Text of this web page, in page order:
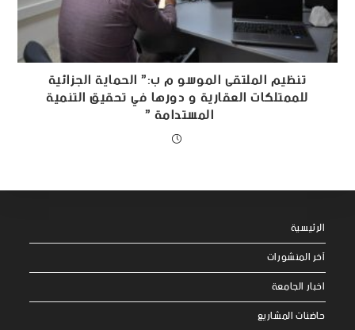
تنظيم الملتقى الموسو م ب:” الحماية الجزائية
للممتلكات العقارية و دورها في تحقيق التنمية
المستدامة ”
الرئيسية
آخر المنشورات
اخبار الجامعة
حاضنات المشاريع